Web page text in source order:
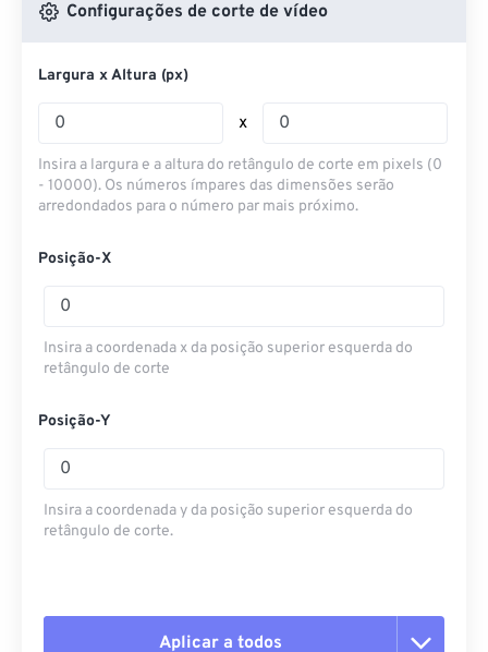
Configurações de corte de vídeo
Largura x Altura (px)
x
Insira a largura e a altura do retângulo de corte em pixels (0
- 10000). Os números ímpares das dimensões serão
arredondados para o número par mais próximo.
Posição-X
Insira a coordenada x da posição superior esquerda do
retângulo de corte
Posição-Y
Insira a coordenada y da posição superior esquerda do
retângulo de corte.
Aplicar a todos